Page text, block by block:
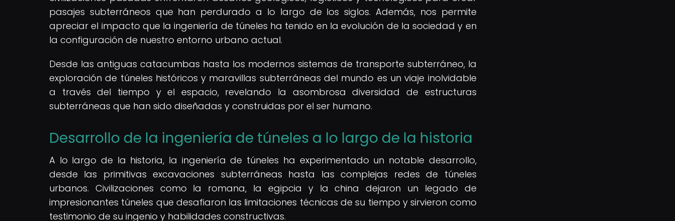
pasajes subterráneos que han perdurado a lo largo de los siglos. Además, nos permite
apreciar el impacto que la ingeniería de túneles ha tenido en la evolución de la sociedad y en
la configuración de nuestro entorno urbano actual.
Desde las antiguas catacumbas hasta los modernos sistemas de transporte subterráneo, la
exploración de túneles históricos y maravillas subterráneas del mundo es un viaje inolvidable
a través del tiempo y el espacio, revelando la asombrosa diversidad de estructuras
subterráneas que han sido diseñadas y construidas por el ser humano.
Desarrollo de la ingeniería de túneles a lo largo de la historia
A lo largo de la historia, la ingeniería de túneles ha experimentado un notable desarrollo,
desde las primitivas excavaciones subterráneas hasta las complejas redes de túneles
urbanos. Civilizaciones como la romana, la egipcia y la china dejaron un legado de
impresionantes túneles que desafiaron las limitaciones técnicas de su tiempo y sirvieron como
testimonio de su ingenio y habilidades constructivas.